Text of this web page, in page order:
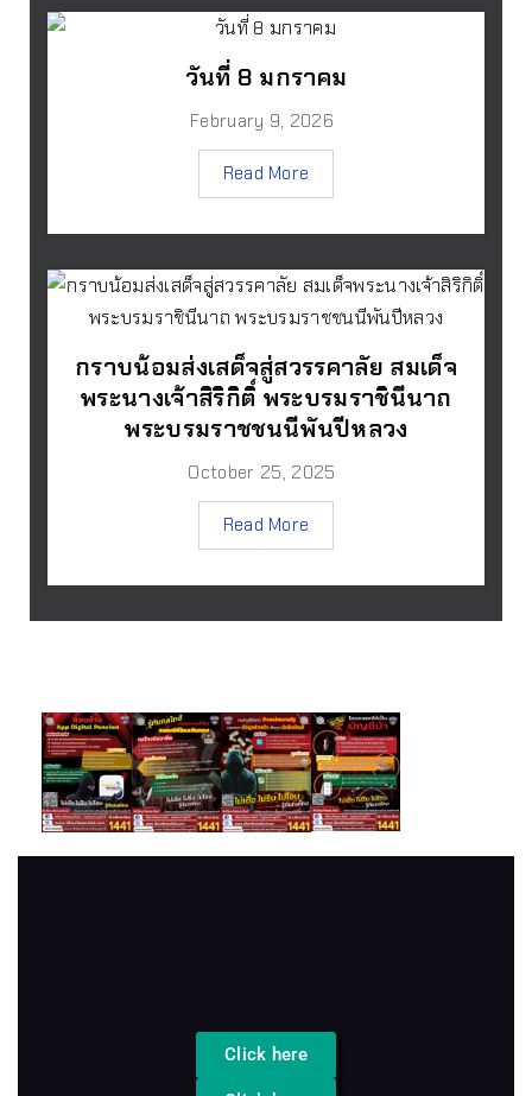
วันที่ 8 มกราคม
February 9, 2026
Read More
กราบน้อมส่งเสด็จสู่สวรรคาลัย สมเด็จ
พระนางเจ้าสิริกิติ์ พระบรมราชินีนาถ
พระบรมราชชนนีพันปีหลวง
October 25, 2025
Read More
Click here